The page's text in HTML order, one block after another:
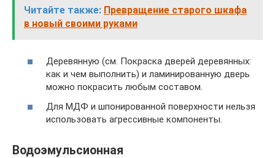
Читайте также: Превращение старого шкафа
в новый своими руками
Деревянную (см. Покраска дверей деревянных:
как и чем выполнить) и ламинированную дверь
можно покрасить любым составом.
Для МДФ и шпонированной поверхности нельзя
использовать агрессивные компоненты.
Водоэмульсионная